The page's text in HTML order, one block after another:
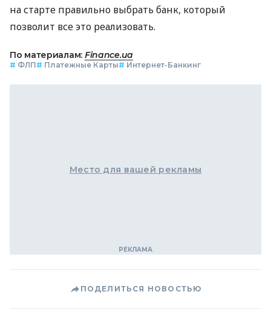
на старте правильно выбрать банк, который
позволит все это реализовать.
По материалам: Finance.ua
# ФЛП# Платежные Карты# Интернет-Банкинг
Место для вашей рекламы
ПОДЕЛИТЬСЯ НОВОСТЬЮ